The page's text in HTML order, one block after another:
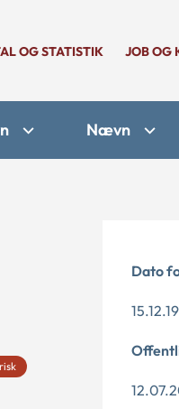
OG STATISTIK JOB OG
Nævn
Dato